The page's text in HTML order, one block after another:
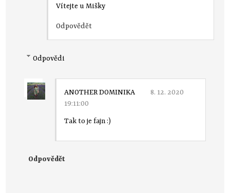
Vítejte u Mišky
Odpovědět
Odpovědi
ANOTHER DOMINIKA
8. 12. 2020
19:11:00
Tak to je fajn :)
Odpovědět